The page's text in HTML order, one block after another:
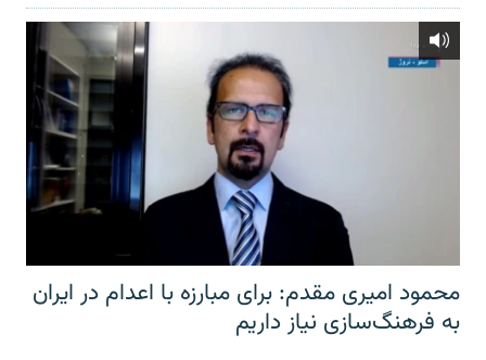
محمود امیری مقدم: برای مبارزه با اعدام در ایران
به فرهنگ‌سازی نیاز داریم